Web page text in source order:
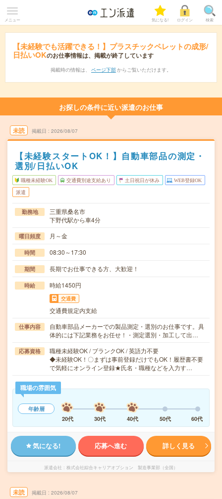
メニュー 気になる! ログイン 検索
【未経験でも活躍できる！】プラスチックペレットの成形/
日払いOKのお仕事情報は、掲載が終了しています
掲載時の情報は、 ページ下部 からご覧いただけます。
お探しの条件に近い派遣のお仕事
未読 掲載日 2026/08/07
【未経験スタートOK！】自動車部品の測定・
選別/日払いOK
職種未経験OK 交通費別途支給あり 土日祝日が休み WEB登録OK
派遣
勤務地
三重県桑名市
下野代駅から車4分
曜日頻度 月～金
時間 08:30～17:30
期間 長期でお仕事できる方、大歓迎！
時給 時給1450円
交通費
交通費規定内支給
仕事内容
自動車部品メーカーでの製品測定・選別のお仕事です。具
体的には下記業務をお任せ！・測定選別・加工して出…
応募資格
職種未経験OK / ブランクOK / 英語力不要
◆未経験OK！〇まずは事前登録だけでもOK！履歴書不要
で気軽にオンライン登録★氏名・職種などを入力す…
職場の雰囲気
年齢層
20代
30代 40代 50代 60代
気になる! 応募へ進む 詳しく見る
派遣会社 株式会社綜合キャリアオプション 製造事業部（全国）
未読 掲載日 2026/08/07